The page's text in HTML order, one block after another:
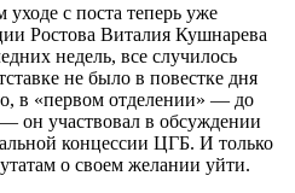
с поста теперь уже
Ростова Виталия Кушнарева
недель, все случилось
не было в повестке дня
в «первом отделении» — до
он участвовал в обсуждении
концессии ЦГБ. И только
о своем желании уйти.